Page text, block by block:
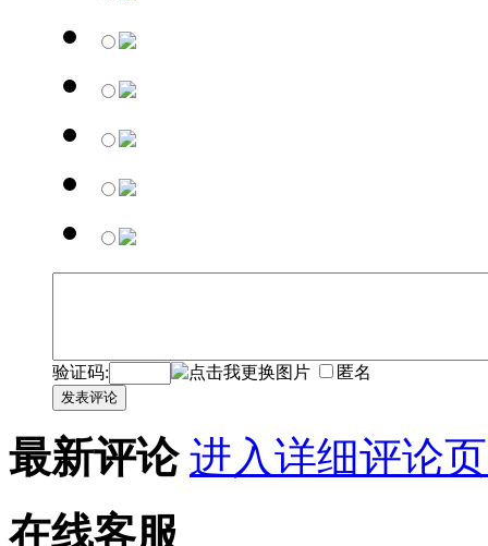
验证码: 匿名
发表评论
最新评论 进入详细评论
在线客服